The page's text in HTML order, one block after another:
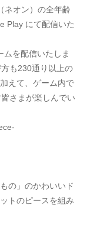
ネオン）の全年齢
Play にて配信いた
を配信いたしま
も230通り以上の
えて、ゲーム内で
さまが楽しんでい
の」のかわいいド
トのピースを組み